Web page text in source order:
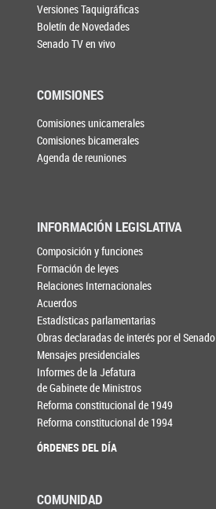
Versiones Taquigráficas
Boletín de Novedades
Senado TV en vivo
COMISIONES
Comisiones unicamerales
Comisiones bicamerales
Agenda de reuniones
INFORMACIÓN LEGISLATIVA
Composición y funciones
Formación de leyes
Relaciones Internacionales
Acuerdos
Estadísticas parlamentarias
Obras declaradas de interés por el Senado
Mensajes presidenciales
Informes de la Jefatura
de Gabinete de Ministros
Reforma constitucional de 1949
Reforma constitucional de 1994
ÓRDENES DEL DÍA
COMUNIDAD